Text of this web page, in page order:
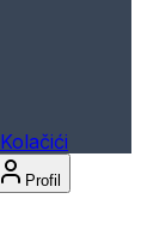
Kolačići
Profil